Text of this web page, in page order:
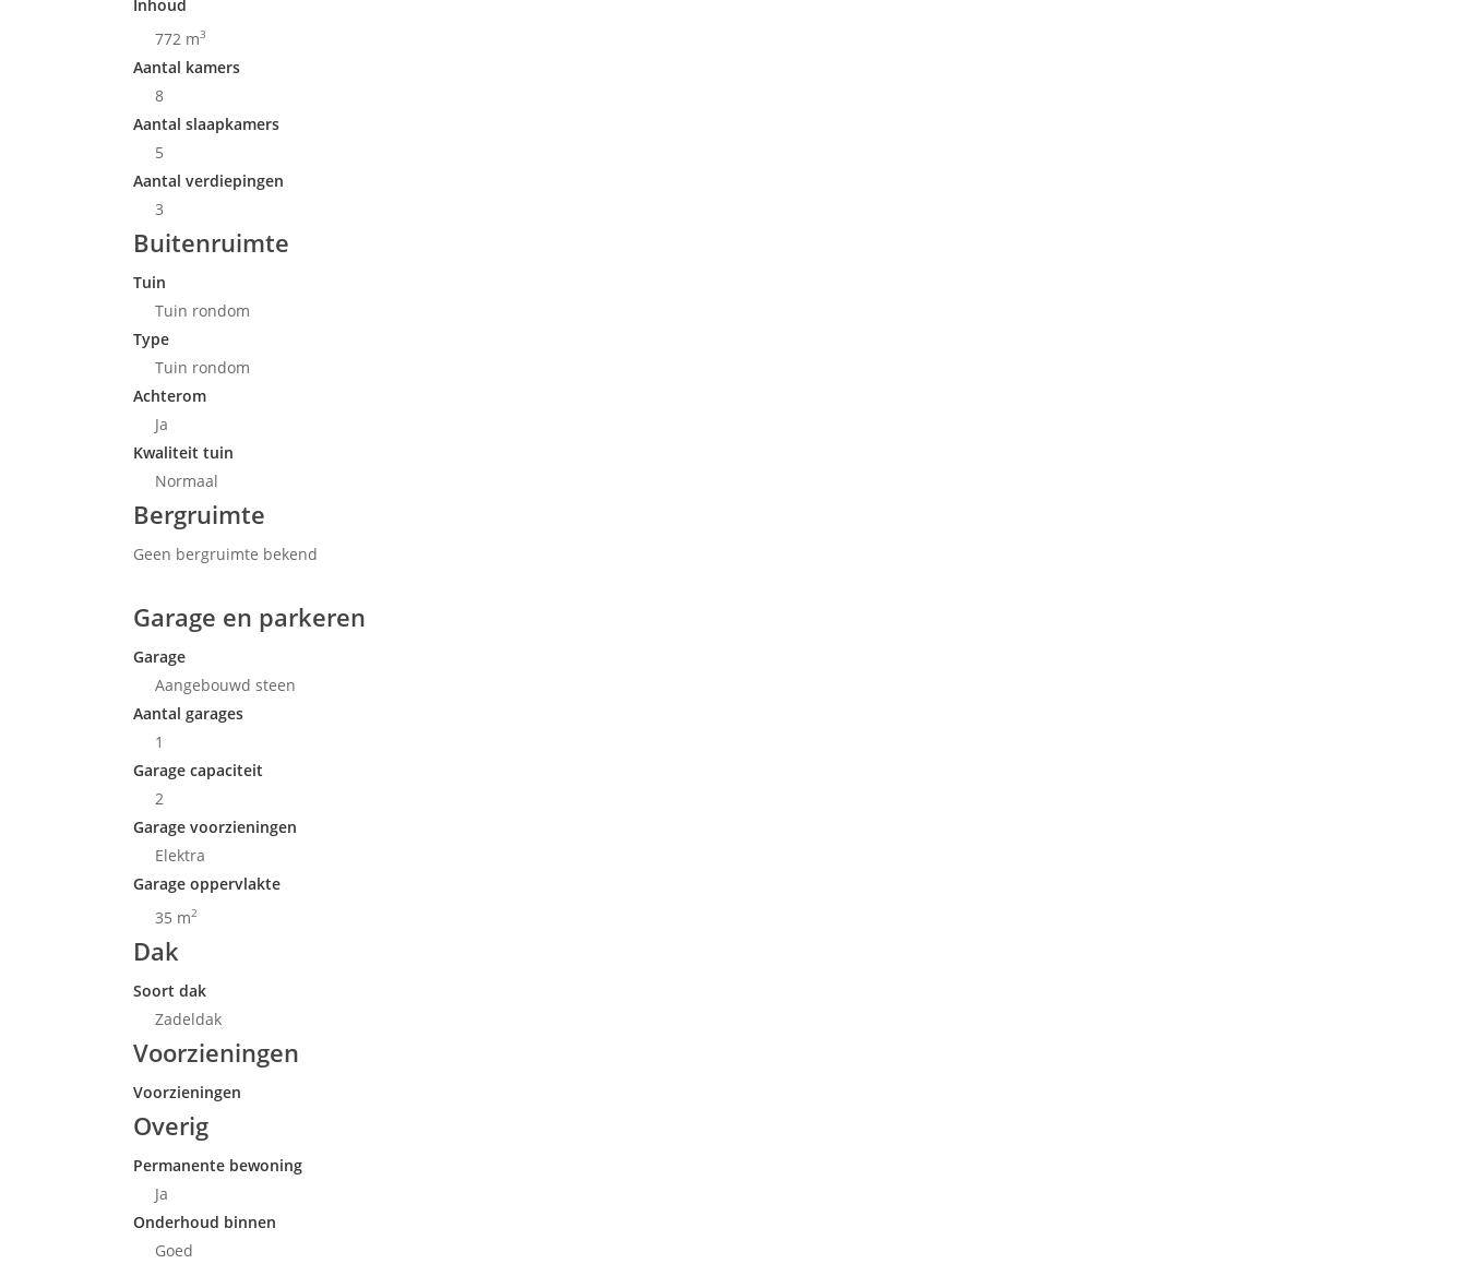
Inhoud
772 m3
Aantal kamers
8
Aantal slaapkamers
5
Aantal verdiepingen
3
Buitenruimte
Tuin
Tuin rondom
Type
Tuin rondom
Achterom
Ja
Kwaliteit tuin
Normaal
Bergruimte
Geen bergruimte bekend
Garage en parkeren
Garage
Aangebouwd steen
Aantal garages
1
Garage capaciteit
2
Garage voorzieningen
Elektra
Garage oppervlakte
35 m2
Dak
Soort dak
Zadeldak
Voorzieningen
Voorzieningen
Overig
Permanente bewoning
Ja
Onderhoud binnen
Goed